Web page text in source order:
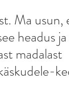
Ma usun,
headus
madalast